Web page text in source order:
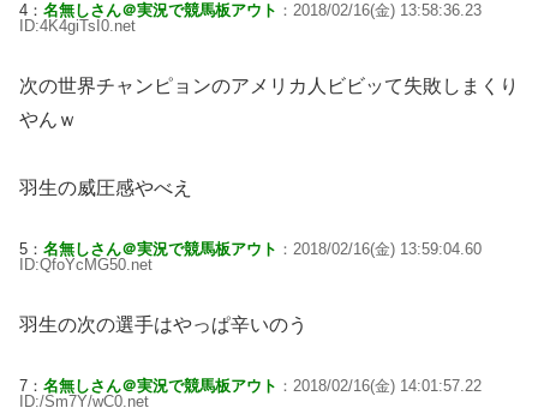
4： 名無しさん＠実況で競馬板アウト ：2018/02/16(金) 13:58:36.23
ID:4K4giTsI0.net
次の世界チャンピョンのアメリカ人ビビッて失敗しまくり
やんｗ
羽生の威圧感やべえ
5： 名無しさん＠実況で競馬板アウト ：2018/02/16(金) 13:59:04.60
ID:QfoYcMG50.net
羽生の次の選手はやっぱ辛いのう
7： 名無しさん＠実況で競馬板アウト ：2018/02/16(金) 14:01:57.22
ID:/Sm7Y/wC0.net